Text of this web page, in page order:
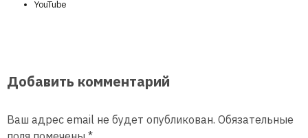
YouTube
Добавить комментарий
Ваш адрес email не будет опубликован. Обязательные